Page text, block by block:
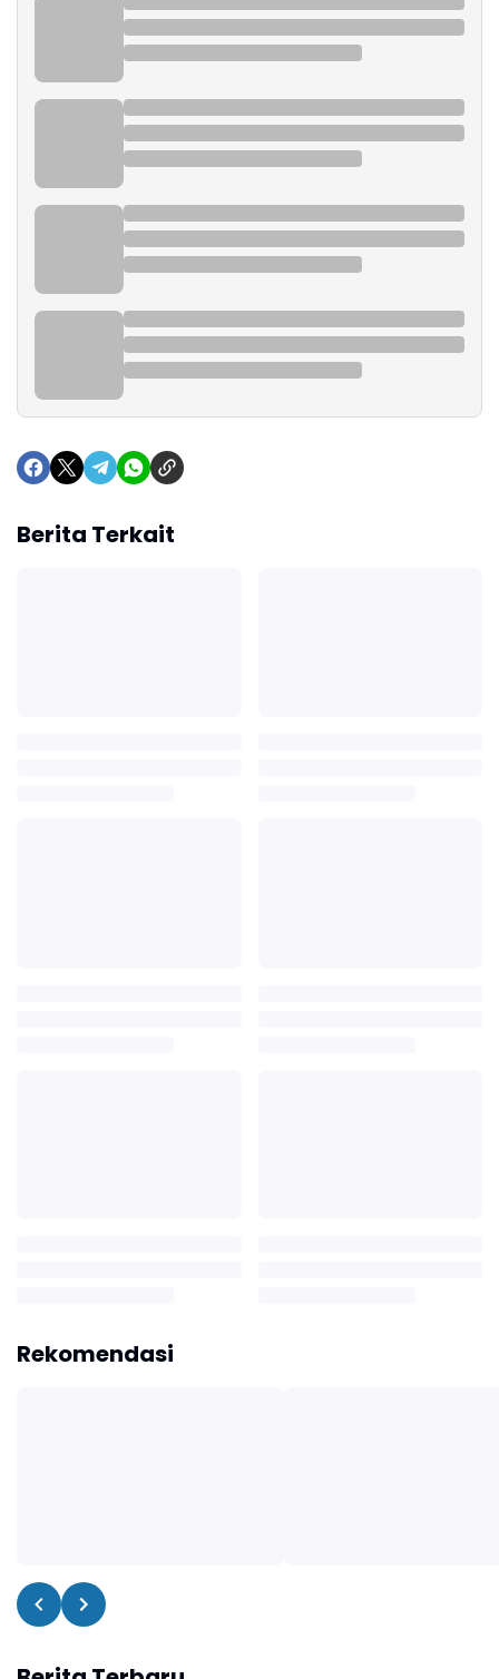
Berita Terkait
Rekomendasi